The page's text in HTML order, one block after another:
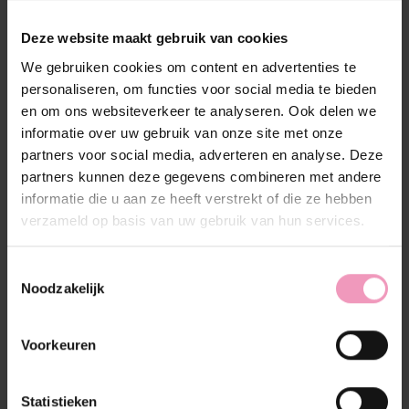
Deze website maakt gebruik van cookies
We gebruiken cookies om content en advertenties te
personaliseren, om functies voor social media te bieden
en om ons websiteverkeer te analyseren. Ook delen we
informatie over uw gebruik van onze site met onze
partners voor social media, adverteren en analyse. Deze
partners kunnen deze gegevens combineren met andere
informatie die u aan ze heeft verstrekt of die ze hebben
verzameld op basis van uw gebruik van hun services.
Noodzakelijk
Voorkeuren
Statistieken
Hoeveelheid:
Toevoegen aan winkelwagen
Aan verlanglijst toevoegen
Plaats bestelling
Toevoegen om te vergelijken